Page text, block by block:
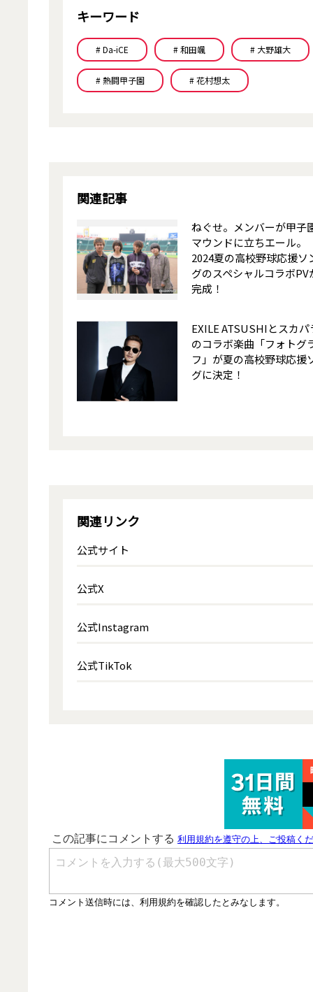
キーワード
# Da-iCE # 和田颯 # 大野雄大
# 熱闘甲子園 # 花村想太
関連記事
ねぐせ。メンバーが甲子
マウンドに立ちエール。
2024夏の高校野球応援ソ
グのスペシャルコラボPV
完成！
EXILE ATSUSHIとスカパ
のコラボ楽曲「フォトグ
フ」が夏の高校野球応援
グに決定！
関連リンク
公式サイト
公式X
公式Instagram
公式TikTok